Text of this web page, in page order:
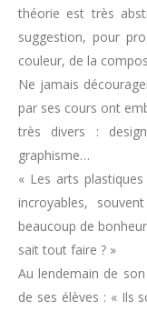
théorie est très
suggestion, pour
couleur, de la
Ne jamais
par ses cours ont
très divers :
graphisme…
« Les arts
incroyables,
beaucoup de
sait tout faire ? »
Au lendemain de
de ses élèves : « Ils